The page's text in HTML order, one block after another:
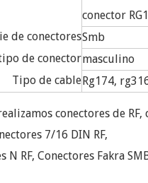
conector
de conectoresSmb
de conectormasculino
Tipo de cableRg174,
conectores de
7/16 DIN RF,
N RF, Conectores Fakra